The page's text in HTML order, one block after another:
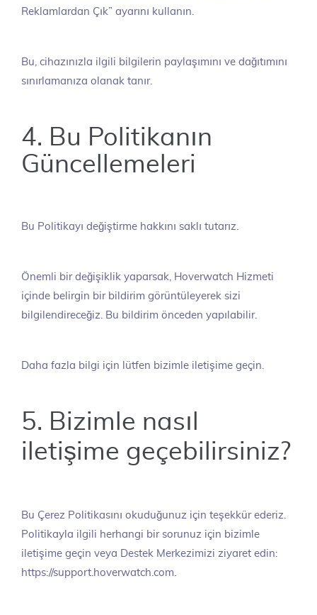
Reklamlardan Çık” ayarını kullanın.
Bu, cihazınızla ilgili bilgilerin paylaşımını ve dağıtımını
sınırlamanıza olanak tanır.
4. Bu Politikanın
Güncellemeleri
Bu Politikayı değiştirme hakkını saklı tutarız.
Önemli bir değişiklik yaparsak, Hoverwatch Hizmeti
içinde belirgin bir bildirim görüntüleyerek sizi
bilgilendireceğiz. Bu bildirim önceden yapılabilir.
Daha fazla bilgi için lütfen bizimle iletişime geçin.
5. Bizimle nasıl
iletişime geçebilirsiniz?
Bu Çerez Politikasını okuduğunuz için teşekkür ederiz.
Politikayla ilgili herhangi bir sorunuz için bizimle
iletişime geçin veya Destek Merkezimizi ziyaret edin:
https://support.hoverwatch.com.